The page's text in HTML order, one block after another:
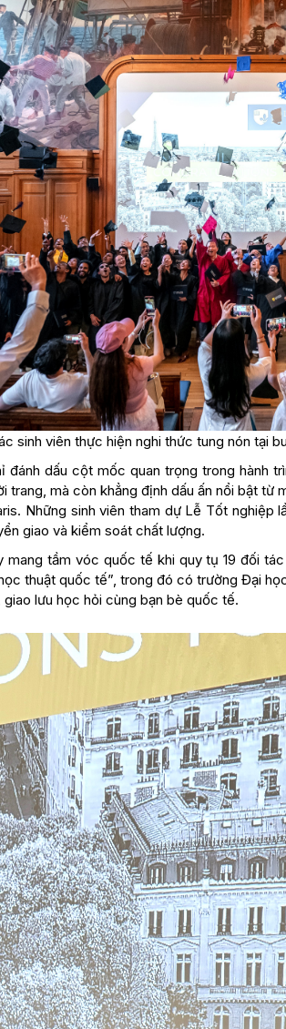
sinh viên thực hiện nghi thức tung nón tại
đánh dấu cột mốc quan trọng trong hành
trang, mà còn khẳng định dấu ấn nổi bật
Những sinh viên tham dự Lễ Tốt nghiệp
giao và kiểm soát chất lượng.
mang tầm vóc quốc tế khi quy tụ 19 đối
thuật quốc tế”, trong đó có trường Đại
lưu học hỏi cùng bạn bè quốc tế.